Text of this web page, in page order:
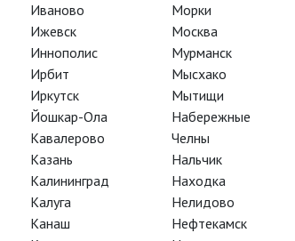
Иваново
Ижевск
Иннополис
Ирбит
Иркутск
Йошкар-Ола
Кавалерово
Казань
Калининград
Калуга
Канаш
Морки
Москва
Мурманск
Мысхако
Мытищи
Набережные
Челны
Нальчик
Находка
Нелидово
Нефтекамск